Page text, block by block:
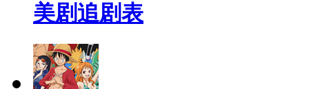
美剧追剧表